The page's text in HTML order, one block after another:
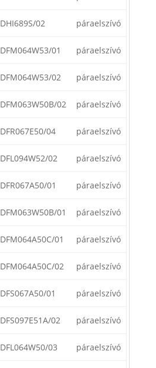
DHI689S/02 páraelszívó
DFM064W53/01 páraelszívó
DFM064W53/02 páraelszívó
DFM063W50B/02 páraelszívó
DFR067E50/04 páraelszívó
DFL094W52/02 páraelszívó
DFR067A50/01 páraelszívó
DFM063W50B/01 páraelszívó
DFM064A50C/01 páraelszívó
DFM064A50C/02 páraelszívó
DFS067A50/01 páraelszívó
DFS097E51A/02 páraelszívó
DFL064W50/03 páraelszívó